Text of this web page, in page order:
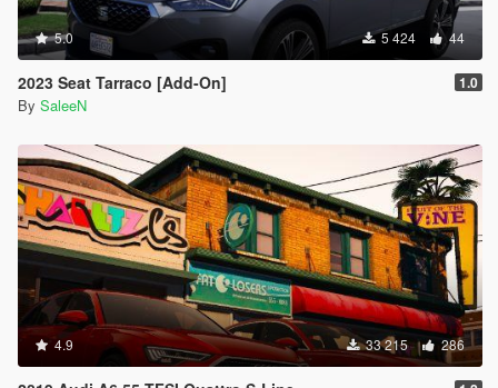
5.0 5 424 44
2023 Seat Tarraco [Add-On] 1.0
By SaleeN
4.9 33 215 286